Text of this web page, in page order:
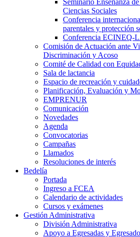
Ciencias Sociales
Conferencia
parentales y protección
Conferencia ECINEQ-
Comisión de Actuación ante
Discriminación y Acoso
Comité de Calidad con
Sala de lactancia
Espacio de recreación y
Planificación, Evaluación y
EMPRENUR
Comunicación
Novedades
Agenda
Convocatorias
Campañas
Llamados
Resoluciones de interés
Bedelía
Portada
Ingreso a FCEA
Calendario de actividades
Cursos y exámenes
Gestión Administrativa
División Administrativa
Apoyo a Egresadas y